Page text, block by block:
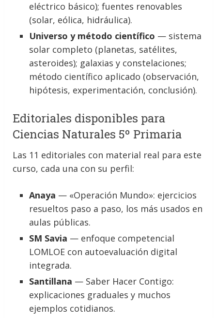
eléctrico básico); fuentes renovables
(solar, eólica, hidráulica).
Universo y método científico — sistema
solar completo (planetas, satélites,
asteroides); galaxias y constelaciones;
método científico aplicado (observación,
hipótesis, experimentación, conclusión).
Editoriales disponibles para
Ciencias Naturales 5º Primaria
Las 11 editoriales con material real para este
curso, cada una con su perfil:
Anaya — «Operación Mundo»: ejercicios
resueltos paso a paso, los más usados en
aulas públicas.
SM Savia — enfoque competencial
LOMLOE con autoevaluación digital
integrada.
Santillana — Saber Hacer Contigo:
explicaciones graduales y muchos
ejemplos cotidianos.